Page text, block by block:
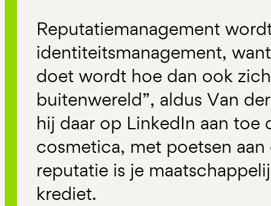
Reputatiemanagement
identiteitsmanagement,
doet wordt hoe dan ook
buitenwereld”, aldus Van
hij daar op LinkedIn aan
cosmetica, met poetsen
reputatie is je
krediet.